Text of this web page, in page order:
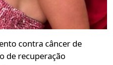
contra câncer de
de recuperação